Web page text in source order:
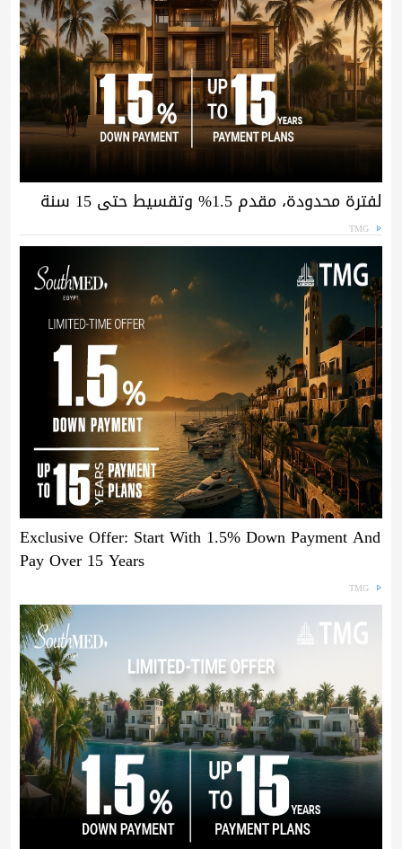
لفترة محدودة، مقدم 1.5% وتقسيط حتى 15 سنة
TMG
Exclusive Offer: Start With 1.5% Down Payment And
Pay Over 15 Years
TMG